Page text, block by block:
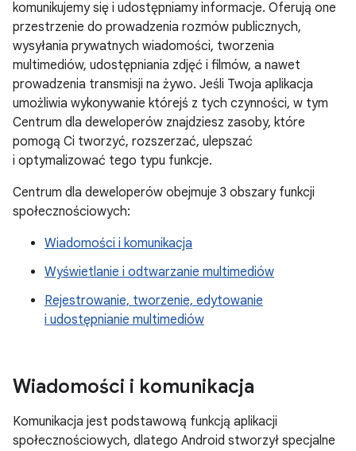
komunikujemy się i udostępniamy informacje. Oferują one
przestrzenie do prowadzenia rozmów publicznych,
wysyłania prywatnych wiadomości, tworzenia
multimediów, udostępniania zdjęć i filmów, a nawet
prowadzenia transmisji na żywo. Jeśli Twoja aplikacja
umożliwia wykonywanie którejś z tych czynności, w tym
Centrum dla deweloperów znajdziesz zasoby, które
pomogą Ci tworzyć, rozszerzać, ulepszać
i optymalizować tego typu funkcje.
Centrum dla deweloperów obejmuje 3 obszary funkcji
społecznościowych:
Wiadomości i komunikacja
Wyświetlanie i odtwarzanie multimediów
Rejestrowanie, tworzenie, edytowanie
i udostępnianie multimediów
Wiadomości i komunikacja
Komunikacja jest podstawową funkcją aplikacji
społecznościowych, dlatego Android stworzył specjalne